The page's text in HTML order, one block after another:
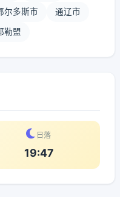
尔多斯市 通辽市
勒盟
日落
19:47